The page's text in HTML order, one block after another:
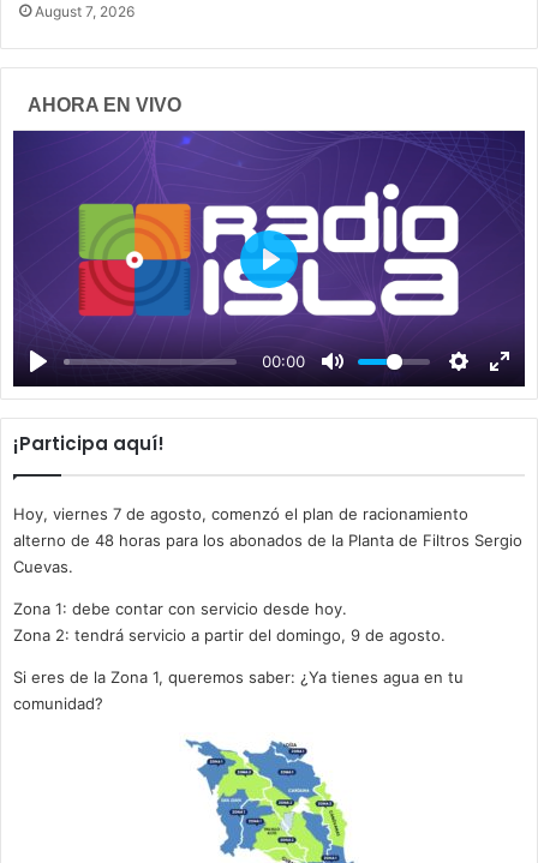
August 7, 2026
AHORA EN VIVO
00:00
P
y
¡Participa aquí!
Hoy, viernes 7 de agosto, comenzó el plan de racionamiento
alterno de 48 horas para los abonados de la Planta de Filtros Sergio
Cuevas.
Zona 1: debe contar con servicio desde hoy.
Zona 2: tendrá servicio a partir del domingo, 9 de agosto.
Si eres de la Zona 1, queremos saber: ¿Ya tienes agua en tu
comunidad?